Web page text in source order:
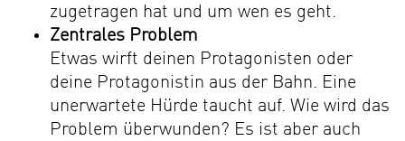
zugetragen hat und um wen es geht.
Zentrales Problem
Etwas wirft deinen Protagonisten oder
deine Protagonistin aus der Bahn. Eine
unerwartete Hürde taucht auf. Wie wird das
Problem überwunden? Es ist aber auch